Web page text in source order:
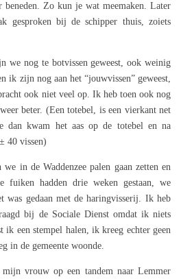
Zo kun je wat meemaken. Later
gesproken bij de schipper thuis, zoiets
we nog te botvissen geweest, ook weinig
ik zijn nog aan het “jouwvissen” geweest,
ook niet veel op. Ik heb toen ook nog
beter. (Een totebel, is een vierkant net
dan kwam het aas op de totebel en na
40 vissen)
in de Waddenzee palen gaan zetten en
fuiken hadden drie weken gestaan, we
was gedaan met de haringvisserij. Ik heb
bij de Sociale Dienst omdat ik niets
ik een stempel halen, ik kreeg echter geen
in de gemeente woonde.
vrouw op een tandem naar Lemmer